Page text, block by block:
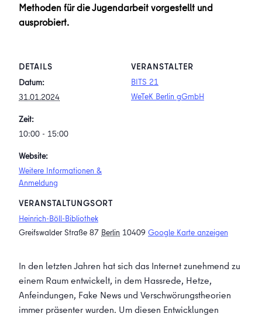
Methoden für die Jugendarbeit vorgestellt und
ausprobiert.
DETAILS
Datum:
31.01.2024
Zeit:
10:00 - 15:00
Website:
Weitere Informationen &
Anmeldung
VERANSTALTUNGSORT
Heinrich-Böll-Bibliothek
Greifswalder Straße 87 Berlin 10409 Google Karte anzeigen
VERANSTALTER
BITS 21
WeTeK Berlin gGmbH
In den letzten Jahren hat sich das Internet zunehmend zu
einem Raum entwickelt, in dem Hassrede, Hetze,
Anfeindungen, Fake News und Verschwörungstheorien
immer präsenter wurden. Um diesen Entwicklungen